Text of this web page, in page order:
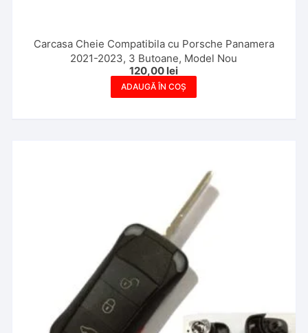
Carcasa Cheie Compatibila cu Porsche Panamera
2021-2023, 3 Butoane, Model Nou
120,00 lei
ADAUGĂ ÎN COȘ